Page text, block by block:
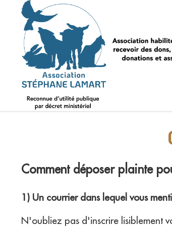
Comment déposer plainte
1) Un courrier dans lequel vous
N'oubliez pas d'inscrire lisiblement